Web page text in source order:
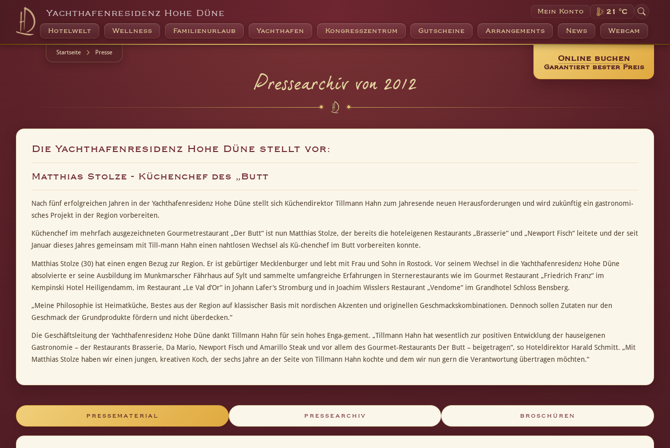
Yachthafenresidenz Hohe Düne
Hotelwelt Wellness Familienurlaub Yachthafen Kongresszentrum Gutscheine Arrangements News Webcam
Mein Konto 21 °C
Online buchen
Garantiert bester Preis
Startseite Presse
Pressearchiv von 2012
Die Yachthafenresidenz Hohe Düne stellt vor:
Matthias Stolze - Küchenchef des „Butt
Nach fünf erfolgreichen Jahren in der Yachthafenresidenz Hohe Düne stellt sich Küchendirektor Tillmann Hahn zum Jahresende neuen Herausforderungen und wird zukünftig ein gastronomi-
sches Projekt in der Region vorbereiten.
Küchenchef im mehrfach ausgezeichneten Gourmetrestaurant „Der Butt“ ist nun Matthias Stolze, der bereits die hoteleigenen Restaurants „Brasserie“ und „Newport Fisch“ leitete und der seit
Januar dieses Jahres gemeinsam mit Till-mann Hahn einen nahtlosen Wechsel als Kü-chenchef im Butt vorbereiten konnte.
Matthias Stolze (30) hat einen engen Bezug zur Region. Er ist gebürtiger Mecklenburger und lebt mit Frau und Sohn in Rostock. Vor seinem Wechsel in die Yachthafenresidenz Hohe Düne
absolvierte er seine Ausbildung im Munkmarscher Fährhaus auf Sylt und sammelte umfangreiche Erfahrungen in Sternerestaurants wie im Gourmet Restaurant „Friedrich Franz“ im
Kempinski Hotel Heiligendamm, im Restaurant „Le Val d’Or“ in Johann Lafer’s Stromburg und in Joachim Wisslers Restaurant „Vendome“ im Grandhotel Schloss Bensberg.
„Meine Philosophie ist Heimatküche, Bestes aus der Region auf klassischer Basis mit nordischen Akzenten und originellen Geschmackskombinationen. Dennoch sollen Zutaten nur den
Geschmack der Grundprodukte fördern und nicht überdecken.“
Die Geschäftsleitung der Yachthafenresidenz Hohe Düne dankt Tillmann Hahn für sein hohes Enga-gement. „Tillmann Hahn hat wesentlich zur positiven Entwicklung der hauseigenen
Gastronomie – der Restaurants Brasserie‚ Da Mario, Newport Fisch und Amarillo Steak und vor allem des Gourmet-Restaurants Der Butt – beigetragen“, so Hoteldirektor Harald Schmitt. „Mit
Matthias Stolze haben wir einen jungen, kreativen Koch, der sechs Jahre an der Seite von Tillmann Hahn kochte und dem wir nun gern die Verantwortung übertragen möchten.“
PRESSEMATERIAL PRESSEARCHIV BROSCHÜREN